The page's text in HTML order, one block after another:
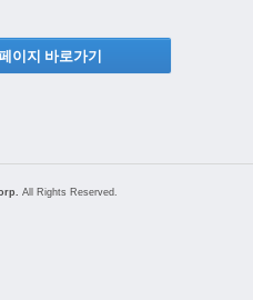
이지 바로가기
All Rights Reserved.